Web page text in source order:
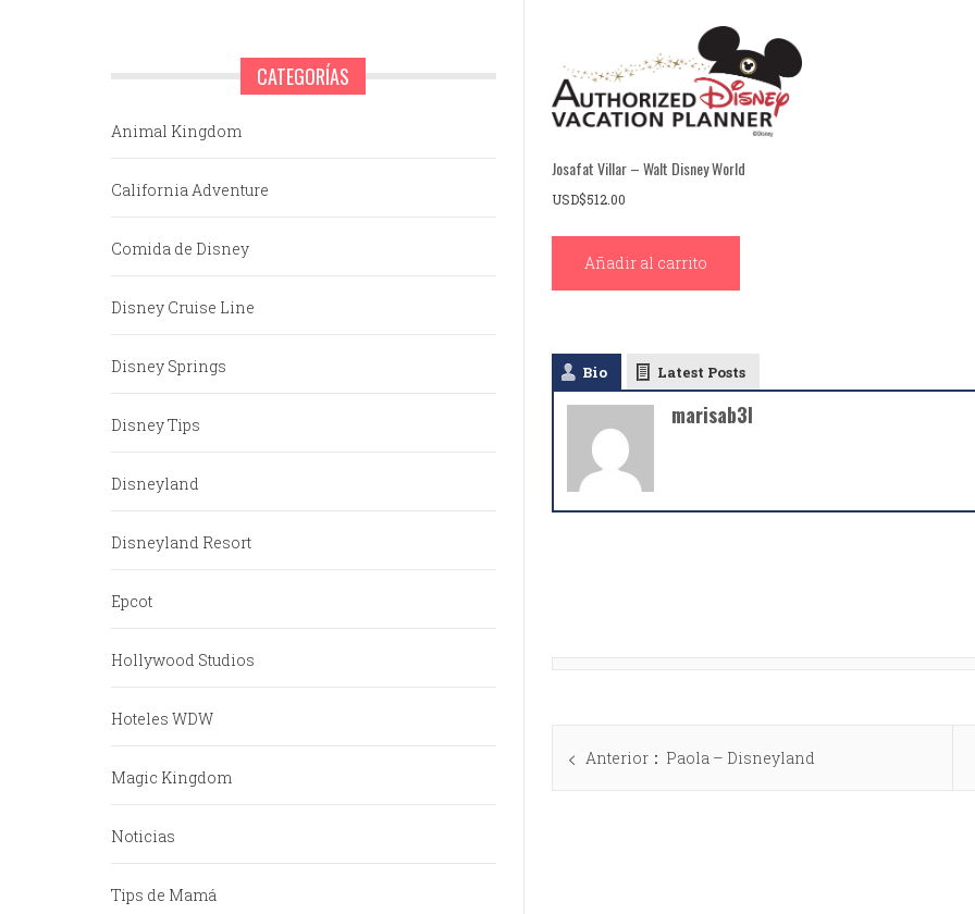
Josafat Villar – Walt Disney World
USD$512.00
Añadir al carrito
Bio Latest Posts
marisab3l
Anterior Paola – Disneyland
CATEGORÍAS
Animal Kingdom
California Adventure
Comida de Disney
Disney Cruise Line
Disney Springs
Disney Tips
Disneyland
Disneyland Resort
Epcot
Hollywood Studios
Hoteles WDW
Magic Kingdom
Noticias
Tips de Mamá